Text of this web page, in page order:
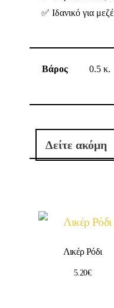
Δείτε ακόμη
Λικέρ Ρόδι
5.20€
✅ Ιδανικό για
Βάρος 0.5 κ.